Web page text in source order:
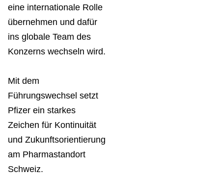
eine internationale Rolle
übernehmen und dafür
ins globale Team des
Konzerns wechseln wird.
Mit dem
Führungswechsel setzt
Pfizer ein starkes
Zeichen für Kontinuität
und Zukunftsorientierung
am Pharmastandort
Schweiz.